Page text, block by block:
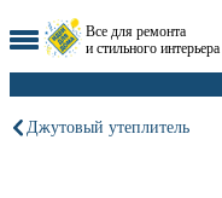
Все для ремонта
и стильного интерьера
Джутовый утеплитель